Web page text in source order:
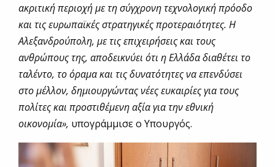
ακριτική περιοχή με τη σύγχρονη τεχνολογική πρόοδο
και τις ευρωπαϊκές στρατηγικές προτεραιότητες. Η
Αλεξανδρούπολη, με τις επιχειρήσεις και τους
ανθρώπους της, αποδεικνύει ότι η Ελλάδα διαθέτει το
ταλέντο, το όραμα και τις δυνατότητες να επενδύσει
στο μέλλον, δημιουργώντας νέες ευκαιρίες για τους
πολίτες και προστιθέμενη αξία για την εθνική
οικονομία», υπογράμμισε ο Υπουργός.